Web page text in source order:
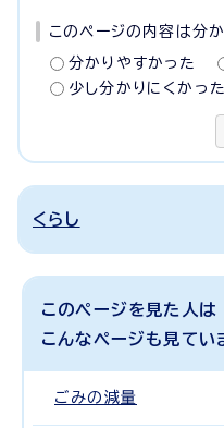
このページの内容は分
分かりやすかった
少し分かりにくかった
くらし
このページを見た人は
こんなページも見てい
ごみの減量